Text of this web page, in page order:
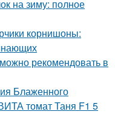
на зиму: полное
корнишоны:
рекомендовать в
Блаженного
томат Таня F1 5